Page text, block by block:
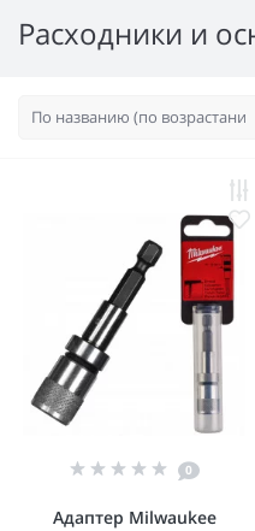
Расходники и
0
Адаптер Milwaukee